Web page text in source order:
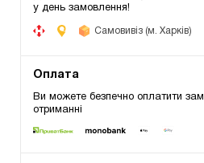
у день замовлення!
Самовивіз (м. Харків)
Оплата
Ви можете безпечно оплатити
отриманні